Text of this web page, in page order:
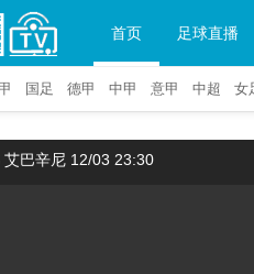
首页 足球直播
国足 德甲 中甲 意甲 中超 女
艾巴辛尼 12/03 23:30